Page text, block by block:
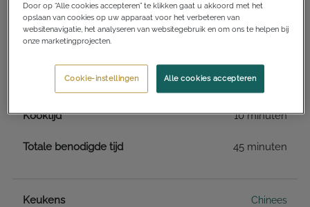
Ik wil dit maken Ik heb dit gemaakt
Voorbereidingstijd 10 minuten
Kooktijd 10 minuten
Totale benodigde tijd 45 minuten
Keukens Chinees
Door op “Alle cookies accepteren” te klikken gaat u akkoord met het
opslaan van cookies op uw apparaat voor het verbeteren van
websitenavigatie, het analyseren van websitegebruik en om ons te helpen bij
onze marketingprojecten.
Alle cookies accepteren
Cookie-instellingen